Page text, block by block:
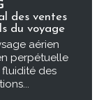
des ventes
du voyage
aérien
perpétuelle
des